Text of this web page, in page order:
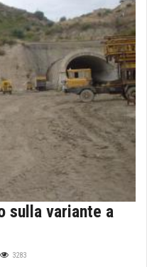
sulla variante a
3283